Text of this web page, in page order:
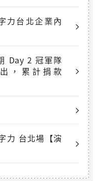
力台北企業內
Day 2 冠軍隊
，累計捐款
力 台北場【演